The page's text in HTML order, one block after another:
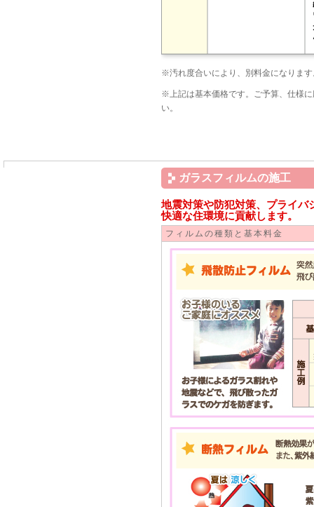
※汚れ度合いにより、別料金になりま
※上記は基本価格です。ご予算、仕様
い。
ガラスフィルムの施工
地震対策や防犯対策、プライバ
快適な住環境に貢献します。
フィルムの種類と基本料金